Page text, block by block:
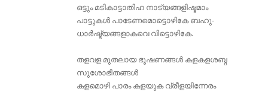
ഒട്ടും മടികാട്ടാതിഹ നാട്യങ്ങളിഷ്ടമാം
പാട്ടുകള്‍ പാടേണമൊട്ടൊഴികേ ബഹു-
ധാര്‍ഷ്ട്യങ്ങളാകവെ വിട്ടൊഴികേ.
തളവള മുതലായ ഭൂഷണങ്ങള്‍ കളകളശബ്ദ
സുശോഭിതങ്ങള്‍
കളമൊഴി പാരം കളയുക വ്രീളയിന്നേരം